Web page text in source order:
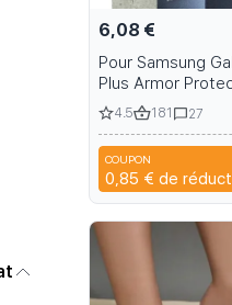
6,08 €
Pour Samsung
Plus Armor
Magnetic Case
Holder and Belt
S23 S22 S24 S25
4.5 181 27
COUPON
0,85 € de